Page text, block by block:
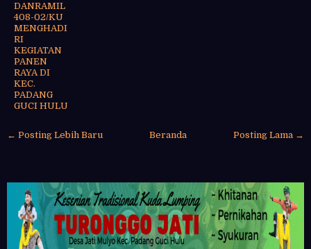
DANRAMIL
408-02/KU
MENGHADI
RI
KEGIATAN
PANEN
RAYA DI
KEC.
PADANG
GUCI HULU
← Posting Lebih Baru Posting Lama →
Beranda